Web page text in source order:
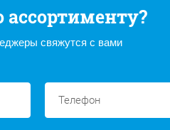
ассортименту?
свяжутся с вами